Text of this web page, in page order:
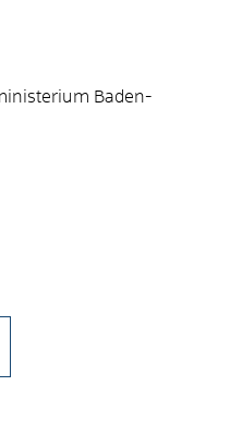
Baden-